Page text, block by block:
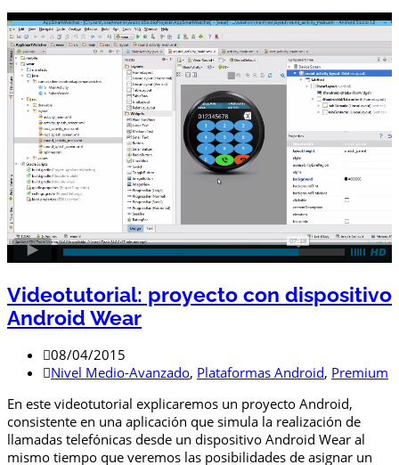
Videotutorial: proyecto con dispositivo
Android Wear
08/04/2015
Nivel Medio-Avanzado, Plataformas Android, Premium
En este videotutorial explicaremos un proyecto Android,
consistente en una aplicación que simula la realización de
llamadas telefónicas desde un dispositivo Android Wear al
mismo tiempo que veremos las posibilidades de asignar un